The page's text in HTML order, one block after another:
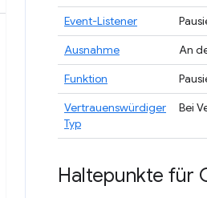
Event-Listener
Ausnahme
An
Funktion
Vertrauenswürdiger
Typ
Bei
Haltepunkte für